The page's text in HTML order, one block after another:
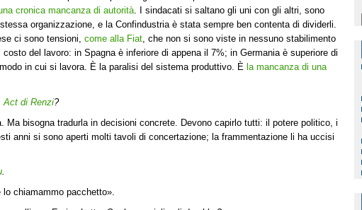
cronica mancanza di autorità. I sindacati si saltano gli uni con gli altri, sono
organizzazione, e la Confindustria è stata sempre ben contenta di dividerli.
ci sono tensioni, come alla Fiat, che non si sono viste in nessuno stabilimento
del lavoro: in Spagna è inferiore di appena il 7%; in Germania è superiore di
in cui si lavora. È la paralisi del sistema produttivo. È la mancanza di una
Act di Renzi?
Ma bisogna tradurla in decisioni concrete. Devono capirlo tutti: il potere politico, i
anni si sono aperti molti tavoli di concertazione; la frammentazione li ha uccisi
chiamammo pacchetto».